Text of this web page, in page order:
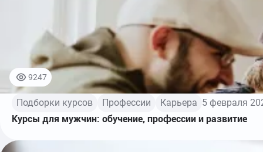
9247
Подборки курсов Профессии Карьера 5 февраля
Курсы для мужчин: обучение, профессии и развитие